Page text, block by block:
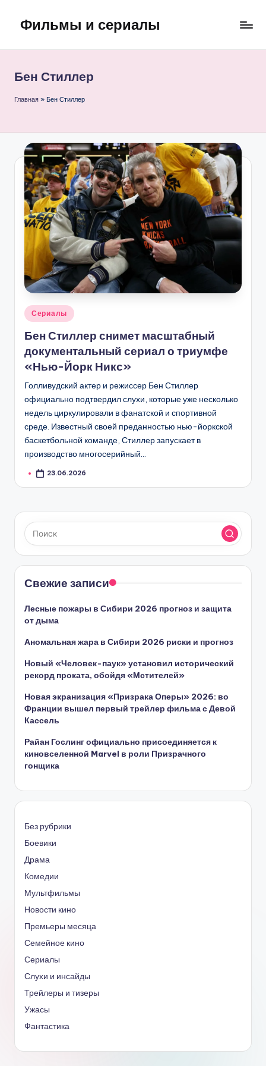
Перейти
содержимому
Фильмы и сериалы
Бен Стиллер
Главная » Бен Стиллер
Опубликовано
Сериалы
Бен Стиллер снимет масштабный
документальный сериал о триумфе
«Нью-Йорк Никс»
Голливудский актер и режиссер Бен Стиллер
официально подтвердил слухи, которые уже несколько
недель циркулировали в фанатской и спортивной
среде. Известный своей преданностью нью-йоркской
баскетбольной команде, Стиллер запускает в
производство многосерийный…
23.06.2026
Свежие записи
Лесные пожары в Сибири 2026 прогноз и защита
от дыма
Аномальная жара в Сибири 2026 риски и прогноз
Новый «Человек-паук» установил исторический
рекорд проката, обойдя «Мстителей»
Новая экранизация «Призрака Оперы» 2026: во
Франции вышел первый трейлер фильма с Девой
Кассель
Райан Гослинг официально присоединяется к
киновселенной Marvel в роли Призрачного
гонщика
Без рубрики
Боевики
Драма
Комедии
Мультфильмы
Новости кино
Премьеры месяца
Семейное кино
Сериалы
Слухи и инсайды
Трейлеры и тизеры
Ужасы
Фантастика